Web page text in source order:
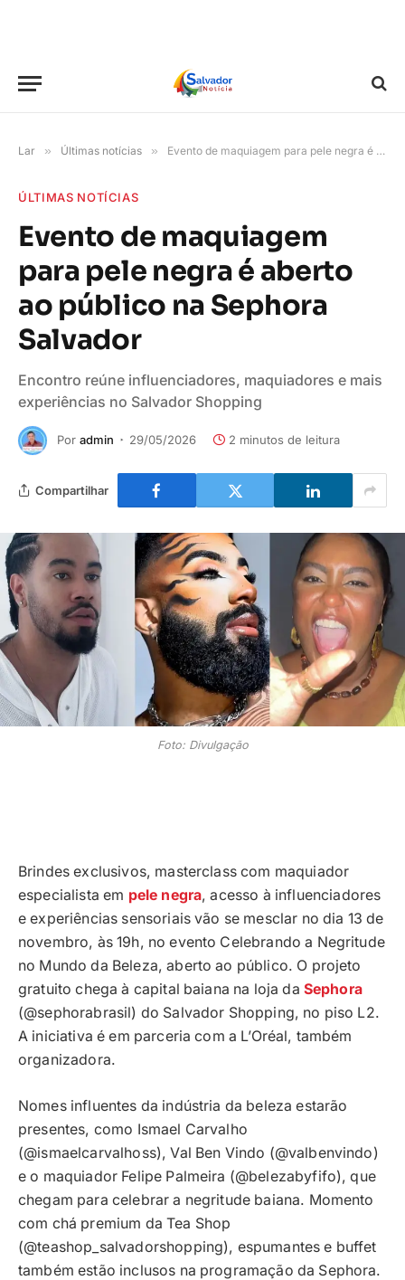
Lar » Últimas notícias » Evento de maquiagem para pele negra é aberto ao público na Sephora Salvador
ÚLTIMAS NOTÍCIAS
Evento de maquiagem
para pele negra é aberto
ao público na Sephora
Salvador
Encontro reúne influenciadores, maquiadores e mais
experiências no Salvador Shopping
Por admin 29/05/2026 2 minutos de leitura
Compartilhar
Foto: Divulgação
Brindes exclusivos, masterclass com maquiador
especialista em pele negra, acesso à influenciadores
e experiências sensoriais vão se mesclar no dia 13 de
novembro, às 19h, no evento Celebrando a Negritude
no Mundo da Beleza, aberto ao público. O projeto
gratuito chega à capital baiana na loja da Sephora
(@sephorabrasil) do Salvador Shopping, no piso L2.
A iniciativa é em parceria com a L’Oréal, também
organizadora.
Nomes influentes da indústria da beleza estarão
presentes, como Ismael Carvalho
(@ismaelcarvalhoss), Val Ben Vindo (@valbenvindo)
e o maquiador Felipe Palmeira (@belezabyfifo), que
chegam para celebrar a negritude baiana. Momento
com chá premium da Tea Shop
(@teashop_salvadorshopping), espumantes e buffet
também estão inclusos na programação da Sephora.